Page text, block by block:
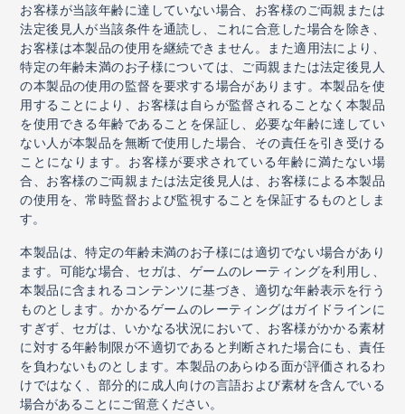
お客様が当該年齢に達していない場合、お客様のご両親または
法定後見人が当該条件を通読し、これに合意した場合を除き、
お客様は本製品の使用を継続できません。また適用法により、
特定の年齢未満のお子様については、ご両親または法定後見人
の本製品の使用の監督を要求する場合があります。本製品を使
用することにより、お客様は自らが監督されることなく本製品
を使用できる年齢であることを保証し、必要な年齢に達してい
ない人が本製品を無断で使用した場合、その責任を引き受ける
ことになります。お客様が要求されている年齢に満たない場
合、お客様のご両親または法定後見人は、お客様による本製品
の使用を、常時監督および監視することを保証するものとしま
す。
本製品は、特定の年齢未満のお子様には適切でない場合があり
ます。可能な場合、セガは、ゲームのレーティングを利用し、
本製品に含まれるコンテンツに基づき、適切な年齢表示を行う
ものとします。かかるゲームのレーティングはガイドラインに
すぎず、セガは、いかなる状況において、お客様がかかる素材
に対する年齢制限が不適切であると判断された場合にも、責任
を負わないものとします。本製品のあらゆる面が評価されるわ
けではなく、部分的に成人向けの言語および素材を含んでいる
場合があることにご留意ください。